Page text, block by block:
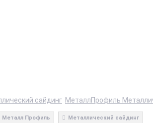
сайдинг МеталлПрофиль
Металл Профиль Металлический сайдинг